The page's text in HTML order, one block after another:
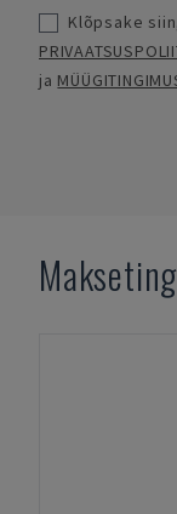
Klõpsake
ja